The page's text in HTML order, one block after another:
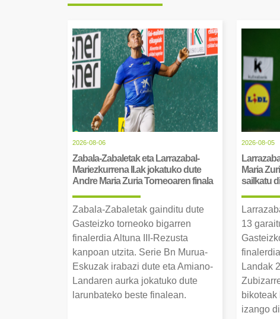
2026-08-06
Zabala-Zabaletak eta Larrazabal-
Mariezkurrena II.ak jokatuko dute
Andre Maria Zuria Torneoaren finala
Zabala-Zabaletak gainditu dute
Gasteizko torneoko bigarren
finalerdia Altuna III-Rezusta
kanpoan utzita. Serie Bn Murua-
Eskuzak irabazi dute eta Amiano-
Landaren aurka jokatuko dute
larunbateko beste finalean.
2026-08-05
Maria
sailkatu
13
Landak
bikoteak
izango